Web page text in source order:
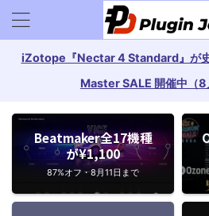
iZotope『Nectar 4 Standard』が
Master SALE 開催中（8
Beatmaker全17機種
が¥1,100
87%オフ・8月11日まで